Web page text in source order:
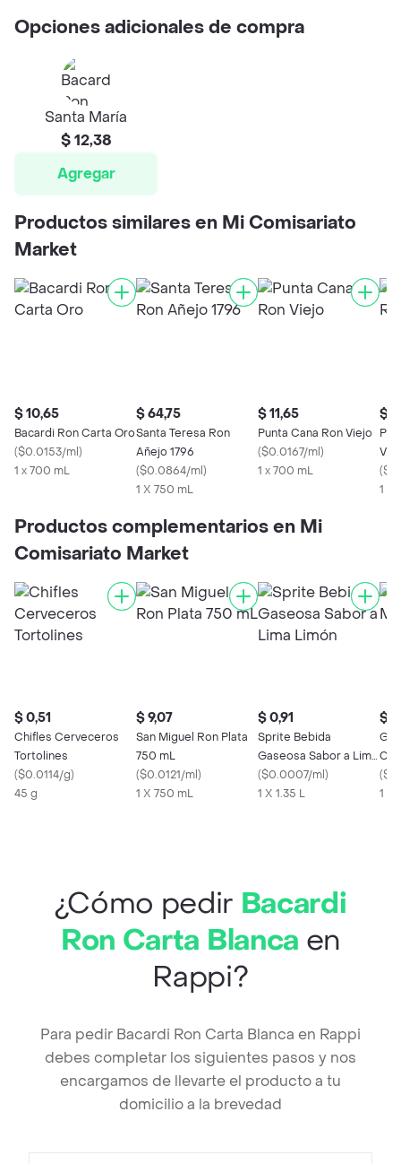
Opciones adicionales de compra
Santa María
$ 12,38
Agregar
Productos similares en Mi Comisariato
Market
$ 10,65
Bacardi Ron Carta Oro
($0.0153/ml)
1 x 700 mL
$ 64,75
Santa Teresa Ron
Añejo 1796
($0.0864/ml)
1 X 750 mL
$ 11,65
Punta Cana Ron Viejo
($0.0167/ml)
1 x 700 mL
$
(
1 x
Productos complementarios en Mi
Comisariato Market
$ 0,51
Chifles Cerveceros
Tortolines
($0.0114/g)
45 g
$ 9,07
San Miguel Ron Plata
750 mL
($0.0121/ml)
1 X 750 mL
$ 0,91
Sprite Bebida
Gaseosa Sabor a Lima
Limón
($0.0007/ml)
1 X 1.35 L
$
(
1 X
¿Cómo pedir Bacardi
Ron Carta Blanca en
Rappi?
Para pedir Bacardi Ron Carta Blanca en Rappi
debes completar los siguientes pasos y nos
encargamos de llevarte el producto a tu
domicilio a la brevedad